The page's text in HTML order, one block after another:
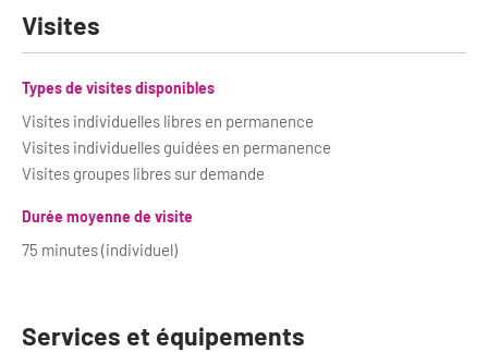
Visites
Types de visites disponibles
Visites individuelles libres en permanence
Visites individuelles guidées en permanence
Visites groupes libres sur demande
Durée moyenne de visite
75 minutes (individuel)
Services et équipements